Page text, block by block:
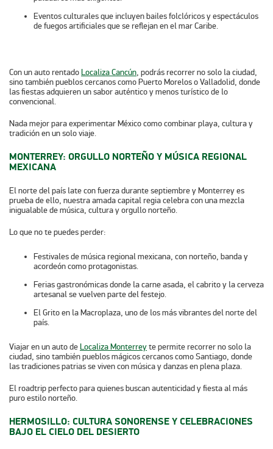
Eventos culturalesque incluyen bailes folclóricos y espectáculos
de fuegos artificiales que se reflejan en el mar Caribe.
Con un auto rentado Localiza Cancún, podrás recorrer no solo la ciudad,
sino también pueblos cercanos como Puerto Morelos o Valladolid, donde
las fiestas adquieren un sabor auténtico y menos turístico de lo
convencional.
Nada mejor para experimentar México como combinar playa, cultura y
tradición en un solo viaje.
MONTERREY: ORGULLO NORTEÑO Y MÚSICA REGIONAL
MEXICANA
El norte del país late con fuerza durante septiembre y Monterrey es
prueba de ello, nuestra amada capital regia celebra con una mezcla
inigualable de música, cultura y orgullo norteño.
Lo que no te puedes perder:
Festivales de música regional mexicana, con norteño, banda y
acordeón como protagonistas.
Ferias gastronómicasdonde la carne asada, el cabrito y la cerveza
artesanal se vuelven parte del festejo.
El Grito en la Macroplaza, uno de los más vibrantes del norte del
país.
Viajar en un auto de Localiza Monterreyte permite recorrer no solo la
ciudad, sino también pueblos mágicos cercanos como Santiago, donde
las tradiciones patrias se viven con música y danzas en plena plaza.
El roadtrip perfecto para quienes buscan autenticidad y fiesta al más
puro estilo norteño.
HERMOSILLO: CULTURA SONORENSE Y CELEBRACIONES
BAJO EL CIELO DEL DESIERTO